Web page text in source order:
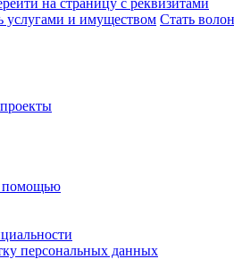
на страницу с реквизитами
услугами и имуществом Стать
помощью
персональных данных